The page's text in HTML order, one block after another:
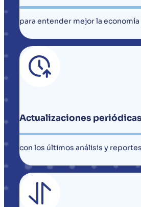
para entender mejor la
Actualizaciones periódicas
con los últimos análisis y